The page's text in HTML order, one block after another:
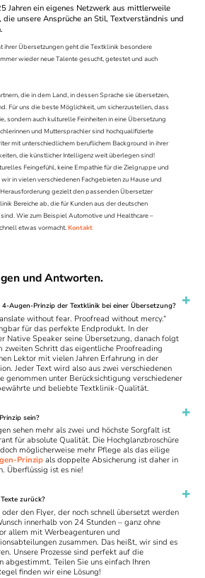
Jahren ein eigenes Netzwerk aus mittlerweile
unsere Ansprüche an Stil, Textverständnis und
ihrer Übersetzungen geht die Textklinik besondere
wieder neue Talente gesucht, getestet und auch
die in dem Land, in dessen Sprache sie übersetzen,
Für uns die beste Möglichkeit, um sicherzustellen, dass
sondern auch kulturelle Feinheiten in eine Übersetzung
und Muttersprachler sind hochqualifizierte
mit unterschiedlichem beruflichem Background in ihrer
die künstlicher Intelligenz weit überlegen sind!
Feingefühl, keine Empathie für die Zielgruppe und
in vielen verschiedenen Fachgebieten zu Hause und
gezielt den passenden Übersetzer
Bereiche ab, die für Kunden aus der deutschen
Wie zum Beispiel Automotive und Healthcare –
etwas vormacht.Kontakt
und Antworten.
Augen-Prinzip der Textklinik bei einer Übersetzung?
without fear. Proofread without mercy.“
für das perfekte Endprodukt. In der
Native Speaker seine Übersetzung, danach folgt
zweiten Schritt das eigentliche Proofreading
Lektor mit vielen Jahren Erfahrung in der
Jeder Text wird also aus zwei verschiedenen
genommen unter Berücksichtigung verschiedener
und beliebte Textklinik-Qualität.
sein?
sehen mehr als zwei und höchste Sorgfalt ist
für absolute Qualität. Die Hochglanzbroschüre
möglicherweise mehr Pflege als das eilige
Prinzipals doppelte Absicherung ist daher in
Überflüssig ist es nie!
zurück?
den Flyer, der noch schnell übersetzt werden
innerhalb von 24 Stunden – ganz ohne
allem mit Werbeagenturen und
zusammen. Das heißt, wir sind es
Unsere Prozesse sind perfekt auf die
abgestimmt. Teilen Sie uns einfach Ihren
finden wir eine Lösung!